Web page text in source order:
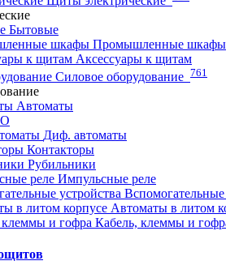
Бытовые
Промышленные шкафы
Аксессуары к щитам
Силовое оборудование 761
Автоматы
Диф. автоматы
Контакторы
Рубильники
Импульсные реле
Вспомогательные
Автоматы в литом
Кабель, клеммы и